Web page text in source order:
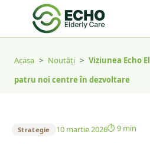
Acasa > Noutăți > Viziunea Echo
patru noi centre în dezvoltare
Strategie 10 martie 2026⏱ 9 min